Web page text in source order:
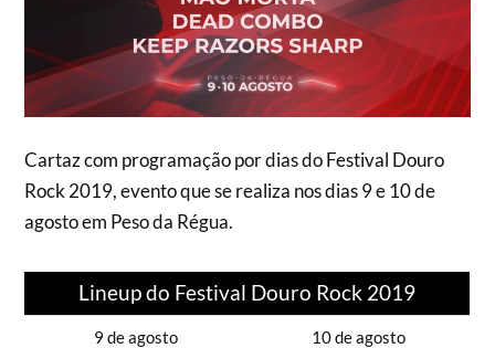
Cartaz com programação por dias do Festival Douro
Rock 2019, evento que se realiza nos dias 9 e 10 de
agosto em Peso da Régua.
Lineup do Festival Douro Rock 2019
9 de agosto 10 de agosto